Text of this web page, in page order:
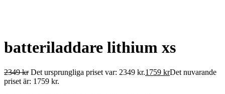
batteriladdare lithium xs
2349kr Det ursprungliga priset var: 2349 kr.1759 krDet nuvarande
priset är: 1759 kr.